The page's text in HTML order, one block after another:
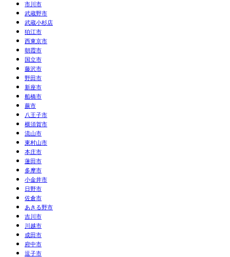
市川市
武蔵野市
武蔵小杉店
狛江市
西東京市
朝霞市
国立市
藤沢市
野田市
新座市
船橋市
蕨市
八王子市
横須賀市
流山市
東村山市
本庄市
蓮田市
多摩市
小金井市
日野市
佐倉市
あきる野市
吉川市
川越市
成田市
府中市
逗子市